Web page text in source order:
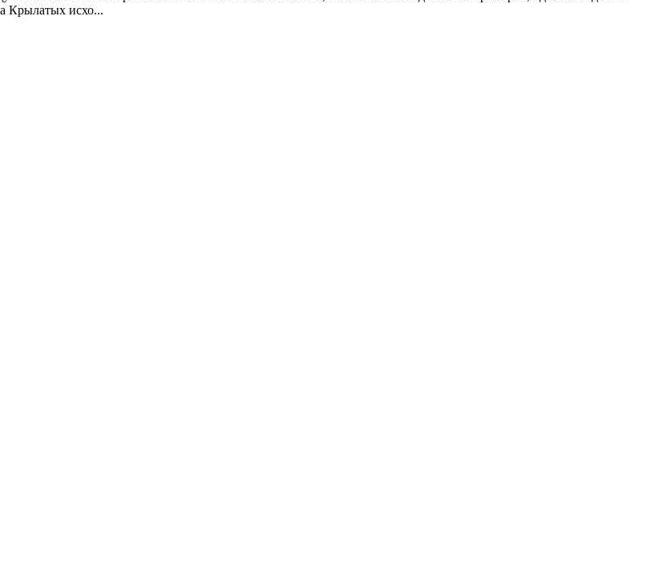
Крылатых исхо...